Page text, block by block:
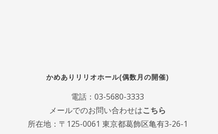
かめありリリオホール(偶数月の開催)
電話：03-5680-3333
メールでのお問い合わせはこちら
所在地：〒125-0061 東京都葛飾区亀有3-26-1